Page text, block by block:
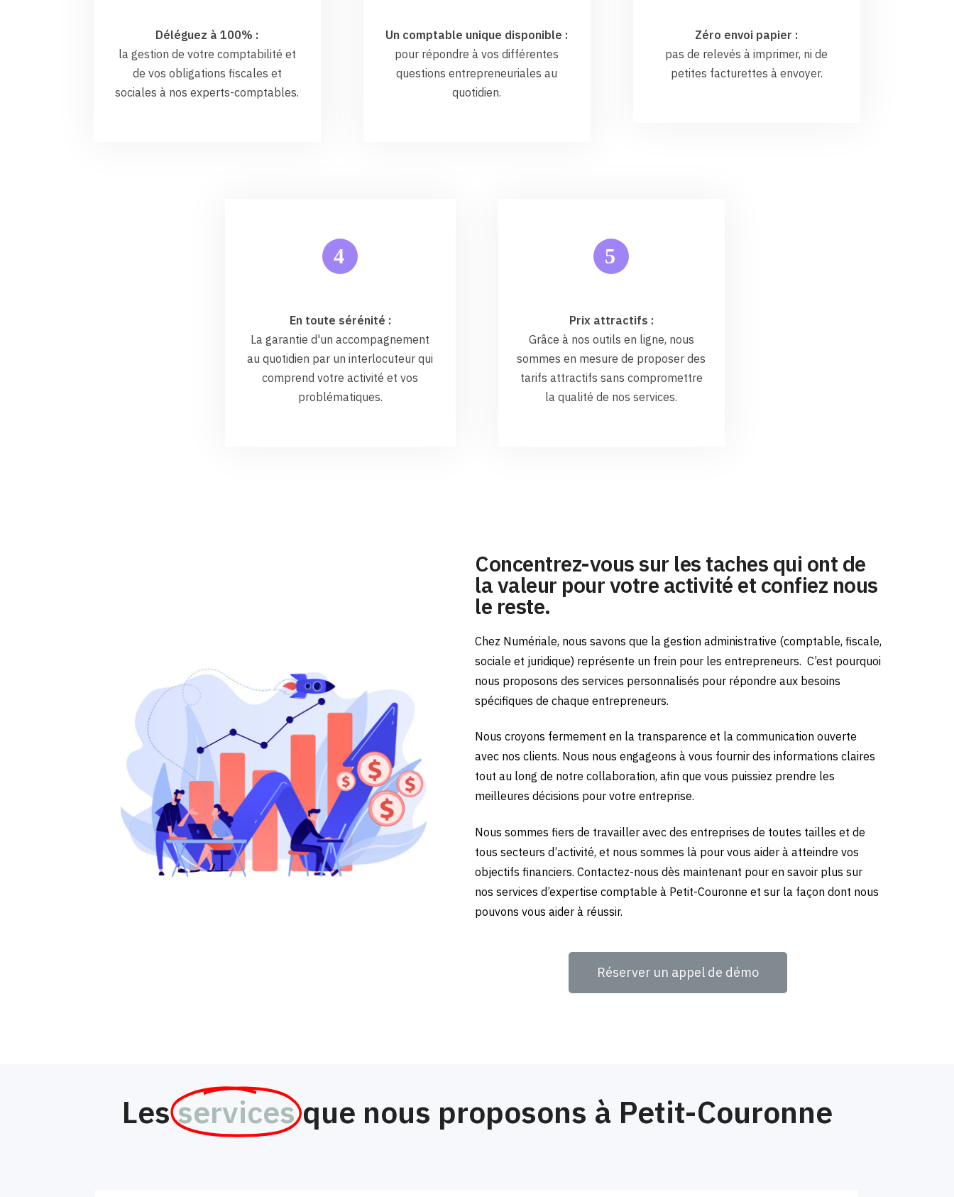
Déléguez à 100% :
la gestion de votre comptabilité et
de vos obligations fiscales et
sociales à nos experts-comptables.
Un comptable unique disponible :
pour répondre à vos différentes
questions entrepreneuriales au
quotidien.
Zéro envoi papier :
pas de relevés à imprimer, ni de
petites facturettes à envoyer.
4
En toute sérénité :
La garantie d'un accompagnement
au quotidien par un interlocuteur qui
comprend votre activité et vos
problématiques.
5
Prix attractifs :
Grâce à nos outils en ligne, nous
sommes en mesure de proposer des
tarifs attractifs sans compromettre
la qualité de nos services.
Concentrez-vous sur les taches qui ont de
la valeur pour votre activité et confiez nous
le reste.
Chez Numériale, nous savons que la gestion administrative (comptable, fiscale,
sociale et juridique) représente un frein pour les entrepreneurs. C’est pourquoi
nous proposons des services personnalisés pour répondre aux besoins
spécifiques de chaque entrepreneurs.
Nous croyons fermement en la transparence et la communication ouverte
avec nos clients. Nous nous engageons à vous fournir des informations claires
tout au long de notre collaboration, afin que vous puissiez prendre les
meilleures décisions pour votre entreprise.
Nous sommes fiers de travailler avec des entreprises de toutes tailles et de
tous secteurs d’activité, et nous sommes là pour vous aider à atteindre vos
objectifs financiers. Contactez-nous dès maintenant pour en savoir plus sur
nos services d’expertise comptable à Petit-Couronne et sur la façon dont nous
pouvons vous aider à réussir.
Réserver un appel de démo
Lesservices que nous proposons à Petit-Couronne